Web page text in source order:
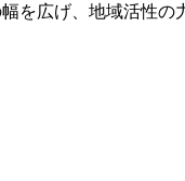
を広げ、地域活性